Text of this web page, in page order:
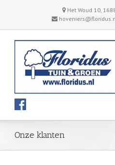
Het Woud 10,
Onze klanten